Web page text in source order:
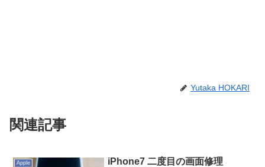
Yutaka HOKARI
関連記事
Apple
iPhone7 二度目の画面修理